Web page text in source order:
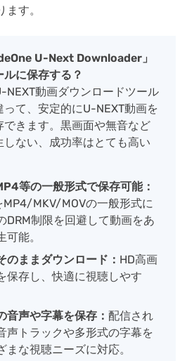
す。
U-Next Downloader」
に保存する？
NEXT動画ダウンロードツール
て、安定的にU-NEXT動画を
できます。黒画面や無音など
ない、成功率はとても高い
等の一般形式で保存可能：
MP4/MKV/MOVの一般形式に
DRM制限を回避して動画をあ
能。
のままダウンロード： HD高画
保存し、快適に視聴しやす
音声や字幕を保存： 配信され
声トラックや多形式の字幕を
まな視聴ニーズに対応。